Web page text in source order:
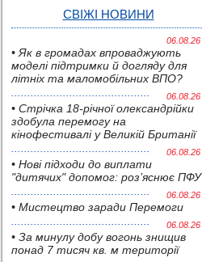
СВІЖІ НОВИНИ
06.08.26
• Як в громадах впроваджують
моделі підтримки й догляду для
літніх та маломобільних ВПО?
06.08.26
• Стрічка 18-річної олександрійки
здобула перемогу на
кінофестивалі у Великій Британії
06.08.26
• Нові підходи до виплати
"дитячих" допомог: роз’яснює ПФУ
06.08.26
• Мистецтво заради Перемоги
06.08.26
• За минулу добу вогонь знищив
понад 7 тисяч кв. м території